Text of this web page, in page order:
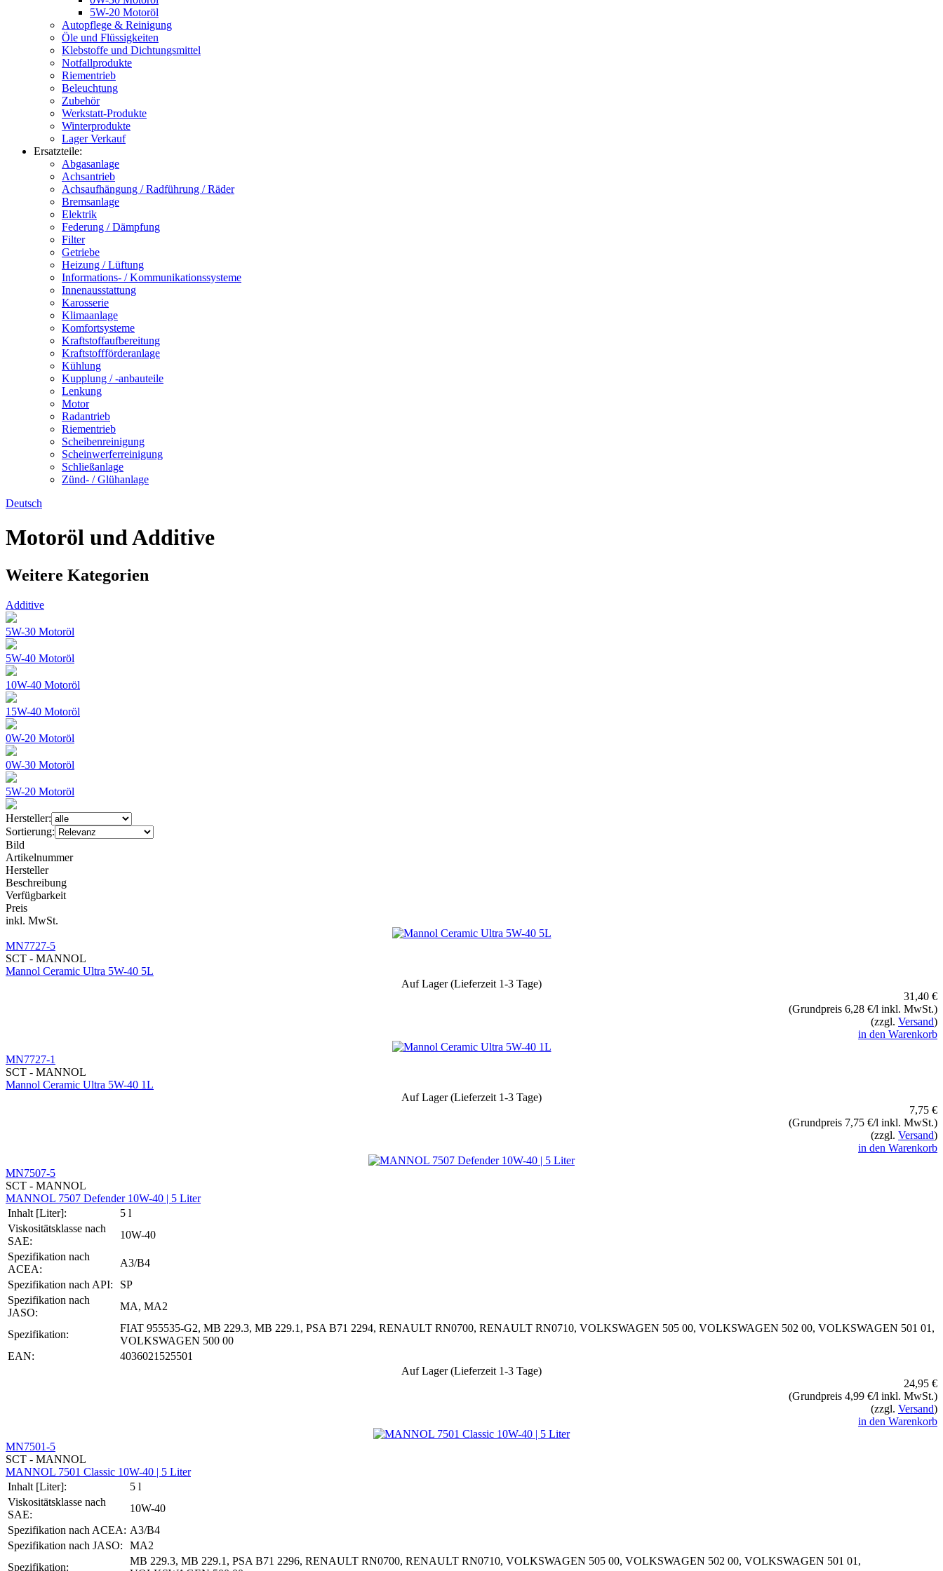
5W-20 Motoröl
Autopflege & Reinigung
Öle und Flüssigkeiten
Klebstoffe und Dichtungsmittel
Notfallprodukte
Riementrieb
Beleuchtung
Zubehör
Werkstatt-Produkte
Winterprodukte
Lager Verkauf
Ersatzteile:
Abgasanlage
Achsantrieb
Achsaufhängung / Radführung / Räder
Bremsanlage
Elektrik
Federung / Dämpfung
Filter
Getriebe
Heizung / Lüftung
Informations- / Kommunikationssysteme
Innenausstattung
Karosserie
Klimaanlage
Komfortsysteme
Kraftstoffaufbereitung
Kraftstoffförderanlage
Kühlung
Kupplung / -anbauteile
Lenkung
Motor
Radantrieb
Riementrieb
Scheibenreinigung
Scheinwerferreinigung
Schließanlage
Zünd- / Glühanlage
Deutsch
Motoröl und Additive
Weitere Kategorien
Additive
5W-30 Motoröl
5W-40 Motoröl
10W-40 Motoröl
15W-40 Motoröl
0W-20 Motoröl
0W-30 Motoröl
5W-20 Motoröl
Hersteller:
Sortierung:
Bild
Artikelnummer
Hersteller
Beschreibung
Verfügbarkeit
Preis
inkl. MwSt.
MN7727-5
SCT - MANNOL
Mannol Ceramic Ultra 5W-40 5L
Auf Lager (Lieferzeit 1-3 Tage)
31,40 €
(Grundpreis 6,28 €/l inkl. MwSt.)
(zzgl. Versand)
in den Warenkorb
MN7727-1
SCT - MANNOL
Mannol Ceramic Ultra 5W-40 1L
Auf Lager (Lieferzeit 1-3 Tage)
7,75 €
(Grundpreis 7,75 €/l inkl. MwSt.)
(zzgl. Versand)
in den Warenkorb
MN7507-5
SCT - MANNOL
MANNOL 7507 Defender 10W-40 | 5 Liter
Inhalt [Liter]:
5 l
Viskositätsklasse nach
SAE:
10W-40
Spezifikation nach
ACEA:
A3/B4
Spezifikation nach API:
SP
Spezifikation nach
JASO:
MA, MA2
Spezifikation:
FIAT 955535-G2, MB 229.3, MB 229.1, PSA B71 2294, RENAULT RN0700, RENAULT RN0710, VOLKSWAGEN 505 00, VOLKSWAGEN 502 00, VOLKSWAGEN 501 01,
VOLKSWAGEN 500 00
EAN:
4036021525501
Auf Lager (Lieferzeit 1-3 Tage)
24,95 €
(Grundpreis 4,99 €/l inkl. MwSt.)
(zzgl. Versand)
in den Warenkorb
MN7501-5
SCT - MANNOL
MANNOL 7501 Classic 10W-40 | 5 Liter
Inhalt [Liter]:
5 l
Viskositätsklasse nach
SAE:
10W-40
Spezifikation nach ACEA: A3/B4
Spezifikation nach JASO:
MA2
Spezifikation:
MB 229.3, MB 229.1, PSA B71 2296, RENAULT RN0700, RENAULT RN0710, VOLKSWAGEN 505 00, VOLKSWAGEN 502 00, VOLKSWAGEN 501 01,